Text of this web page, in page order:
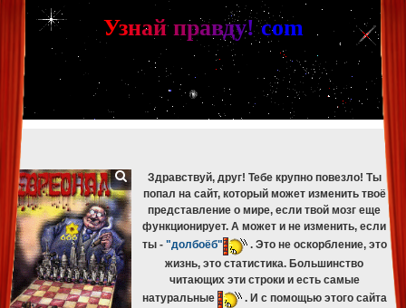
[phpBB Debug] PHP Warning : in file [ROOT]/phpbb/db/driver/mysqli.php
mysqli_fetch_assoc(): Couldn't fetch mysqli_result
[phpBB Debug] PHP Warning: in file[ROOT]/phpbb/db/driver/mysqli.php 329
mysqli_free_result(): Couldn't fetch mysqli_result
[phpBB Debug] PHP Warning
[ROOT]/phpbb/db/driver/mysqli.php on line 265
mysqli_fetch_assoc(): Couldn't fetch mysqli_result
[phpBB Debug] PHP Warning
: in file [ROOT]/phpbb/db/driver/mysqli.php on line329
mysqli_free_result(): Couldn't fetch mysqli_result
[phpBB Debug] PHP Warning: in file [ROOT]/phpbb/db/driver/mysqli.php on line 265
mysqli_fetch_assoc(): Couldn't fetch mysqli_result
[phpBB Debug] PHP Warning
[ROOT]/phpbb/db/driver/mysqli.php on line329:
mysqli_free_result(): Couldn't fetch mysqli_result
Узнай правду! com
Здравствуй, друг! Тебе крупно повезло! Ты
попал на сайт, который может изменить твоё
представление о мире, если твой мозг еще
функционирует. А может и не изменить, если
ты - "долбоёб"
. Это не оскорбление, это
жизнь, это статистика. Большинство
читающих эти строки и есть самые
натуральные
. И с помощью этого сайта